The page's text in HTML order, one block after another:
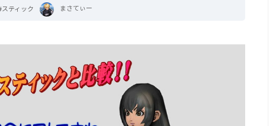
スティック まさてぃー